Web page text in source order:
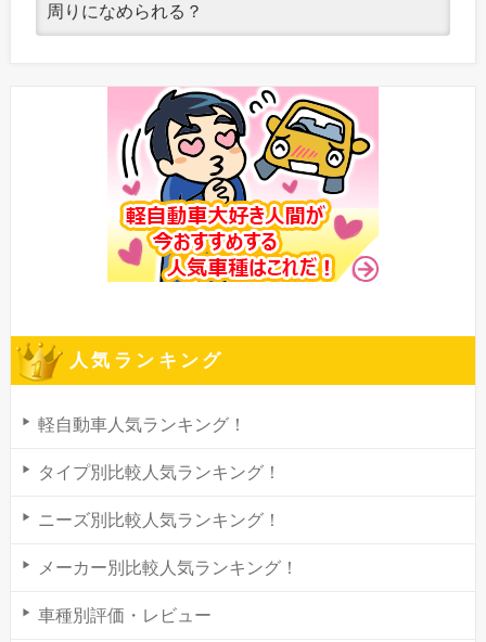
周りになめられる？
人気ランキング
軽自動車人気ランキング！
タイプ別比較人気ランキング！
ニーズ別比較人気ランキング！
メーカー別比較人気ランキング！
車種別評価・レビュー